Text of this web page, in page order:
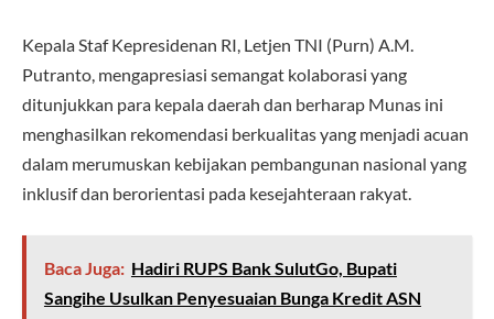
Kepala Staf Kepresidenan RI, Letjen TNI (Purn) A.M.
Putranto, mengapresiasi semangat kolaborasi yang
ditunjukkan para kepala daerah dan berharap Munas ini
menghasilkan rekomendasi berkualitas yang menjadi acuan
dalam merumuskan kebijakan pembangunan nasional yang
inklusif dan berorientasi pada kesejahteraan rakyat.
Baca Juga: Hadiri RUPS Bank SulutGo, Bupati
Sangihe Usulkan Penyesuaian Bunga Kredit ASN